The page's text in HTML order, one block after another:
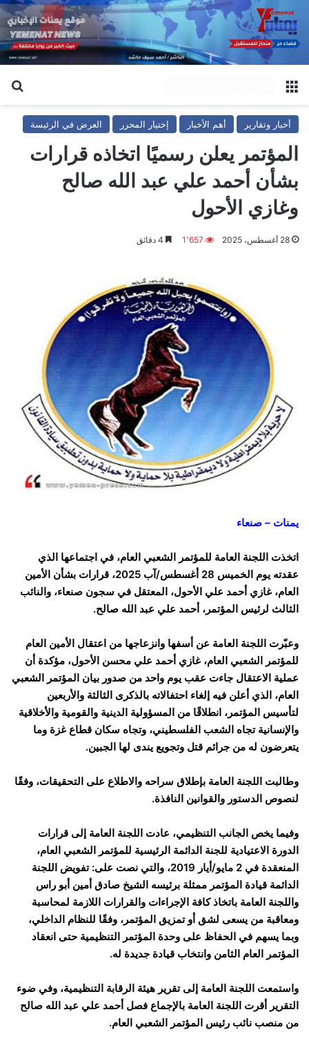
أخبار وتقارير أهم الأخبار إختيار المحرر العرض في الرئيسة
المؤتمر يعلن رسميًا اتخاذه قرارات
بشأن أحمد علي عبد الله صالح
وغازي الأحول
28 أغسطس، 2025 1٬657
يمنات – صنعاء
اتخذت اللجنة العامة للمؤتمر الشعبي العام، في اجتماعها الذي
عقدته يوم الخميس 28 أغسطس/آب 2025، قرارات بشأن الأمين
العام، غازي أحمد علي الأحول، المعتقل في سجون صنعاء، والنائب
الثالث لرئيس المؤتمر، أحمد علي عبد الله صالح.
وعبّرت اللجنة العامة عن أسفها وانزعاجها من اعتقال الأمين العام
للمؤتمر الشعبي العام، غازي أحمد علي محسن الأحول، مؤكدة أن
عملية الاعتقال جاءت عقب يوم واحد من صدور بيان المؤتمر الشعبي
العام، الذي أعلن فيه إلغاء احتفالاته بالذكرى الثالثة والأربعين
لتأسيس المؤتمر، انطلاقًا من المسؤولية الدينية والقومية والأخلاقية
والإنسانية تجاه الشعب الفلسطيني، وتجاه سكان قطاع غزة وما
يتعرضون له من جرائم قتل وتجويع يندى لها الجبين.
وطالبت اللجنة العامة بإطلاق سراحه والاطلاع على التحقيقات، وفقًا
لنصوص الدستور والقوانين النافذة.
وفيما يخص الجانب التنظيمي، عادت اللجنة العامة إلى قرارات
الدورة الاعتيادية للجنة الدائمة الرئيسية للمؤتمر الشعبي العام،
المنعقدة في 2 مايو/أيار 2019، والتي نصت على: تفويض اللجنة
الدائمة قيادة المؤتمر ممثلة برئيسه الشيخ صادق أمين أبو راس
واللجنة العامة باتخاذ كافة الإجراءات والقرارات اللازمة لمحاسبة
ومعاقبة من يسعى لشق أو تمزيق المؤتمر، وفقًا للنظام الداخلي،
وبما يسهم في الحفاظ على وحدة المؤتمر التنظيمية حتى انعقاد
المؤتمر العام الثامن وانتخاب قيادة جديدة له.
واستمعت اللجنة العامة إلى تقرير هيئة الرقابة التنظيمية، وفي ضوء
التقرير أقرت اللجنة العامة بالإجماع فصل أحمد علي عبد الله صالح
من منصب نائب رئيس المؤتمر الشعبي العام.